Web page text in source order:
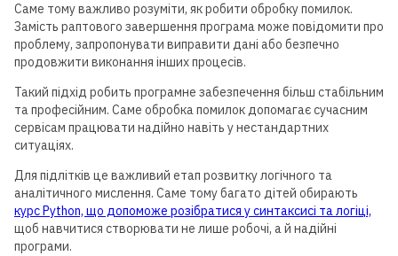
Саме тому важливо розуміти, як робити обробку помилок.
Замість раптового завершення програма може повідомити про
проблему, запропонувати виправити дані або безпечно
продовжити виконання інших процесів.
Такий підхід робить програмне забезпечення більш стабільним
та професійним. Саме обробка помилок допомагає сучасним
сервісам працювати надійно навіть у нестандартних
ситуаціях.
Для підлітків це важливий етап розвитку логічного та
аналітичного мислення. Саме тому багато дітей обирають
курс Python, що допоможе розібратися у синтаксисі та логіці,
щоб навчитися створювати не лише робочі, а й надійні
програми.